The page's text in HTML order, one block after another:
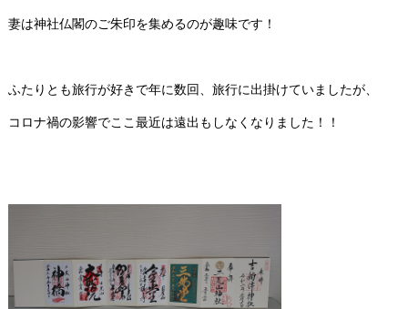
妻は神社仏閣のご朱印を集めるのが趣味です！
ふたりとも旅行が好きで年に数回、旅行に出掛けていましたが、
コロナ禍の影響でここ最近は遠出もしなくなりました！！